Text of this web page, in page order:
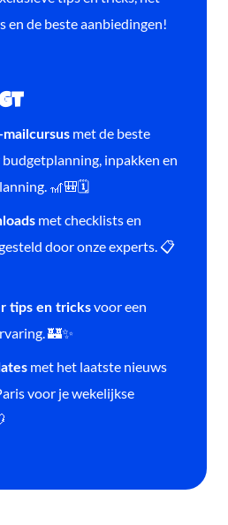
en de beste aanbiedingen!
mailcursus met de beste
inpakken en
🎢🎒🗓️
met checklists en
door onze experts. 📋
tips en tricksvoor een
🏰✨
met het laatste nieuws
voor je wekelijkse